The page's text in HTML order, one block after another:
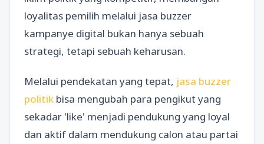
loyalitas pemilih melalui jasa buzzer
kampanye digital bukan hanya sebuah
strategi, tetapi sebuah keharusan.
Melalui pendekatan yang tepat, jasa buzzer
politik bisa mengubah para pengikut yang
sekadar 'like' menjadi pendukung yang loyal
dan aktif dalam mendukung calon atau partai